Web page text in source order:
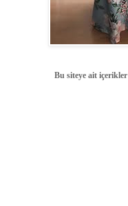
Bu siteye ait